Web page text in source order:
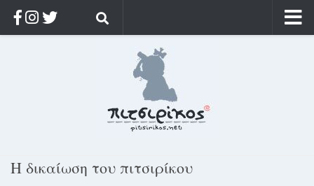
Στοχασμοί & αποφθέγματα
Η δικαίωση του πιτσιρίκου